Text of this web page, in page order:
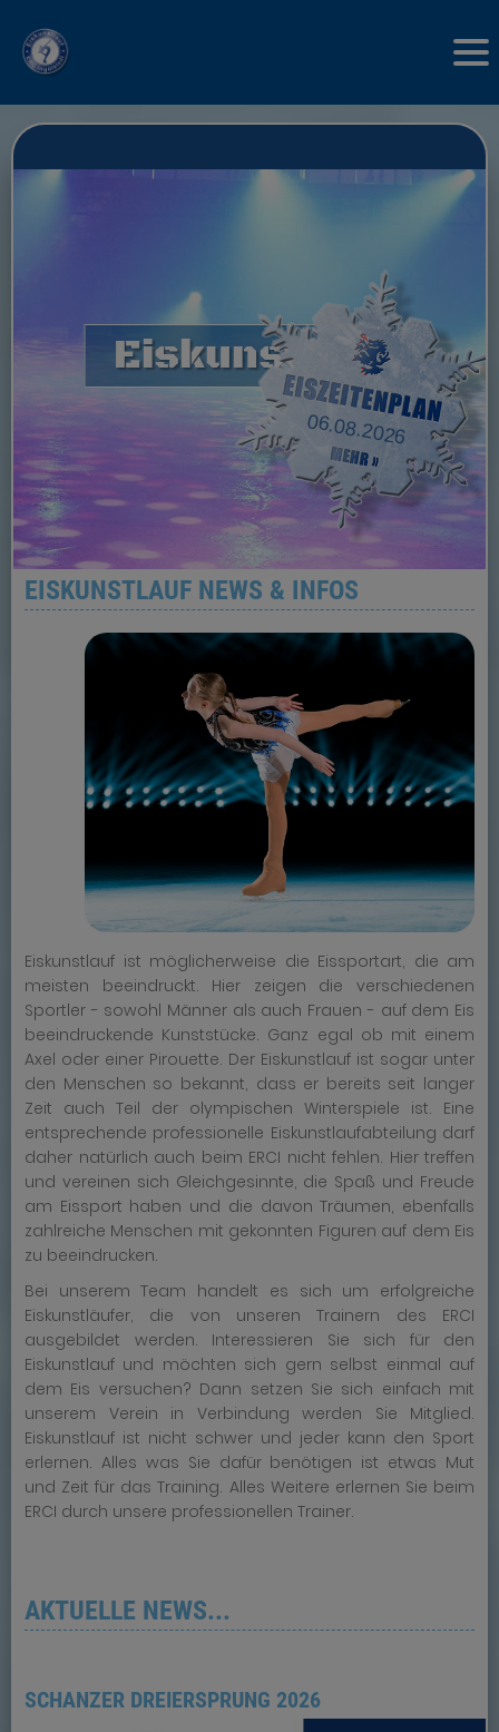
06.08.2026
Eiskunstlauf
EISKUNSTLAUF NEWS & INFOS
Eiskunstlauf ist möglicherweise die Eissportart, die am
meisten beeindruckt. Hier zeigen die verschiedenen
Sportler - sowohl Männer als auch Frauen - auf dem Eis
beeindruckende Kunststücke. Ganz egal ob mit einem
Axel oder einer Pirouette. Der Eiskunstlauf ist sogar unter
den Menschen so bekannt, dass er bereits seit langer
Zeit auch Teil der olympischen Winterspiele ist. Eine
entsprechende professionelle Eiskunstlaufabteilung darf
daher natürlich auch beim ERCI nicht fehlen. Hier treffen
und vereinen sich Gleichgesinnte, die Spaß und Freude
am Eissport haben und die davon Träumen, ebenfalls
zahlreiche Menschen mit gekonnten Figuren auf dem Eis
zu beeindrucken.
Bei unserem Team handelt es sich um erfolgreiche
Eiskunstläufer, die von unseren Trainern des ERCI
ausgebildet werden. Interessieren Sie sich für den
Eiskunstlauf und möchten sich gern selbst einmal auf
dem Eis versuchen? Dann setzen Sie sich einfach mit
unserem Verein in Verbindung werden Sie Mitglied.
Eiskunstlauf ist nicht schwer und jeder kann den Sport
erlernen. Alles was Sie dafür benötigen ist etwas Mut
und Zeit für das Training. Alles Weitere erlernen Sie beim
ERCI durch unsere professionellen Trainer.
AKTUELLE NEWS...
SCHANZER DREIERSPRUNG 2026